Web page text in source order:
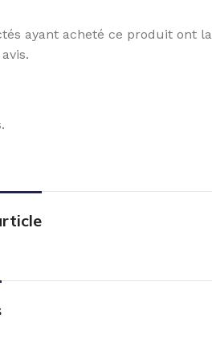
ayant acheté ce produit ont la